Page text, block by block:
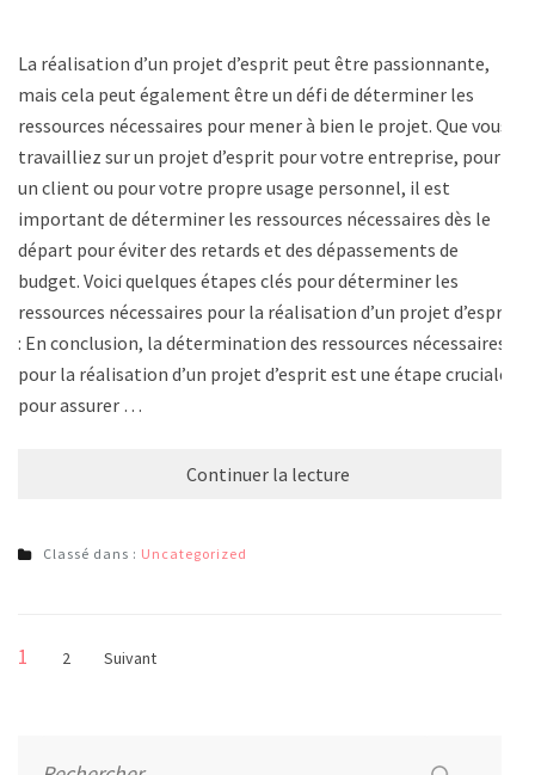
La réalisation d’un projet d’esprit peut être passionnante,
mais cela peut également être un défi de déterminer les
ressources nécessaires pour mener à bien le projet. Que vous
travailliez sur un projet d’esprit pour votre entreprise, pour
un client ou pour votre propre usage personnel, il est
important de déterminer les ressources nécessaires dès le
départ pour éviter des retards et des dépassements de
budget. Voici quelques étapes clés pour déterminer les
ressources nécessaires pour la réalisation d’un projet d’esprit
: En conclusion, la détermination des ressources nécessaires
pour la réalisation d’un projet d’esprit est une étape cruciale
pour assurer …
Continuer la lecture
Classé dans : Uncategorized
Pagination
Page
1 Page
2 Suivant